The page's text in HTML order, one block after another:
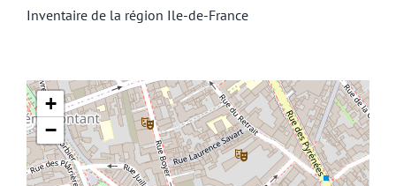
Inventaire de la région Ile-de-France
+
−